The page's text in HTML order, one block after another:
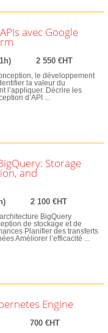
avec Google
2 550 €HT
le développement
la valeur du
l’appliquer. Décrire les
d’API ...
Storage
and
2 100 €HT
BigQuery
de stockage et de
Planifier des transferts
Améliorer l’efficacité ...
Engine
700 €HT